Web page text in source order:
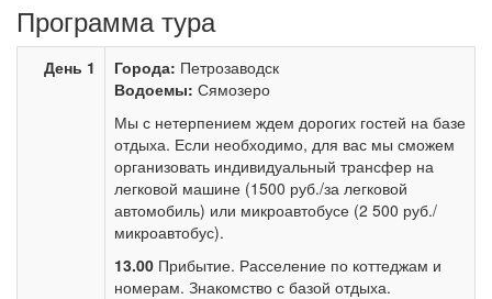
Программа тура
День 1 Города: Петрозаводск
Водоемы: Сямозеро
Мы с нетерпением ждем дорогих гостей на базе
отдыха. Если необходимо, для вас мы сможем
организовать индивидуальный трансфер на
легковой машине (1500 руб./за легковой
автомобиль) или микроавтобусе (2 500 руб./
микроавтобус).
13.00 Прибытие. Расселение по коттеджам и
номерам. Знакомство с базой отдыха.